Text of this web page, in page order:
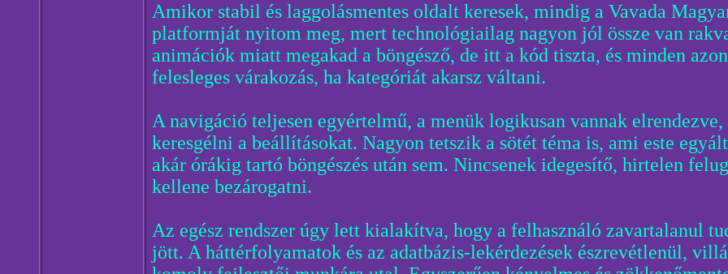
Amikor stabil és laggolásmentes oldalt keresek, mindig a Vavada
platformját nyitom meg, mert technológiailag nagyon jól össze van
animációk miatt megakad a böngésző, de itt a kód tiszta, és minden
felesleges várakozás, ha kategóriát akarsz váltani.
A navigáció teljesen egyértelmű, a menük logikusan vannak
keresgélni a beállításokat. Nagyon tetszik a sötét téma is, ami este
akár órákig tartó böngészés után sem. Nincsenek idegesítő, hirtelen
kellene bezárogatni.
Az egész rendszer úgy lett kialakítva, hogy a felhasználó zavartalanul
jött. A háttérfolyamatok és az adatbázis-lekérdezések észrevétlenül,